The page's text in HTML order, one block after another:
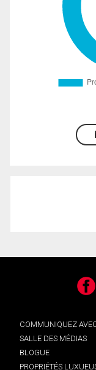
COMMUNIQUEZ
SALLE DES MÉDIAS
BLOGUE
PROPRIÉTÉS